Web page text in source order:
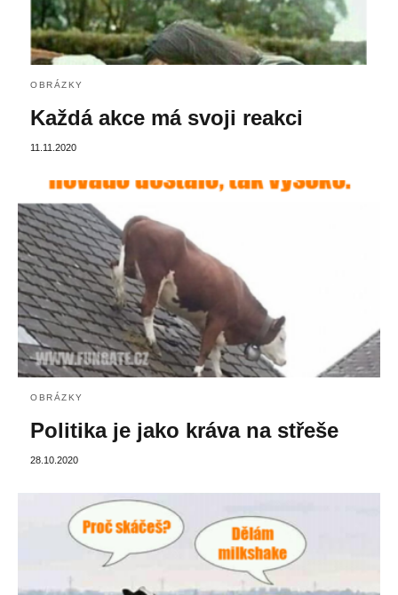
OBRÁZKY
Každá akce má svoji reakci
11.11.2020
OBRÁZKY
Politika je jako kráva na střeše
28.10.2020